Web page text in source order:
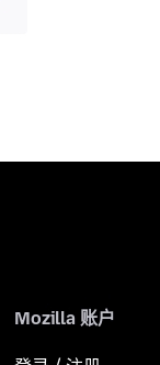
Mozilla 账户